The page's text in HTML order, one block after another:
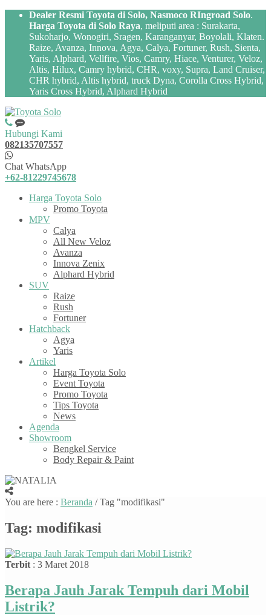
Dealer Resmi Toyota di Solo, Nasmoco RIngroad Solo.
Harga Toyota di Solo Raya, meliputi area : Surakarta,
Sukoharjo, Wonogiri, Sragen, Karanganyar, Boyolali, Klaten.
Raize, Avanza, Innova, Agya, Calya, Fortuner, Rush, Sienta,
Yaris, Alphard, Vellfire, Vios, Camry, Hiace, Venturer, Veloz,
Altis, Hilux, Camry hybrid, CHR, voxy, Supra, Land Cruiser,
CHR hybrid, Altis hybrid, truck Dyna, Corolla Cross Hybrid,
Yaris Cross Hybrid, Alphard Hybrid
Hubungi Kami
082135707557
Chat WhatsApp
+62-81229745678
Harga Toyota Solo
Promo Toyota
MPV
Calya
All New Veloz
Avanza
Innova Zenix
Alphard Hybrid
SUV
Raize
Rush
Fortuner
Hatchback
Agya
Yaris
Artikel
Harga Toyota Solo
Event Toyota
Promo Toyota
Tips Toyota
News
Agenda
Showroom
Bengkel Service
Body Repair & Paint
You are here : Beranda /Tag "modifikasi"
Tag: modifikasi
Terbit : 3 Maret 2018
Berapa Jauh Jarak Tempuh dari Mobil
Listrik?